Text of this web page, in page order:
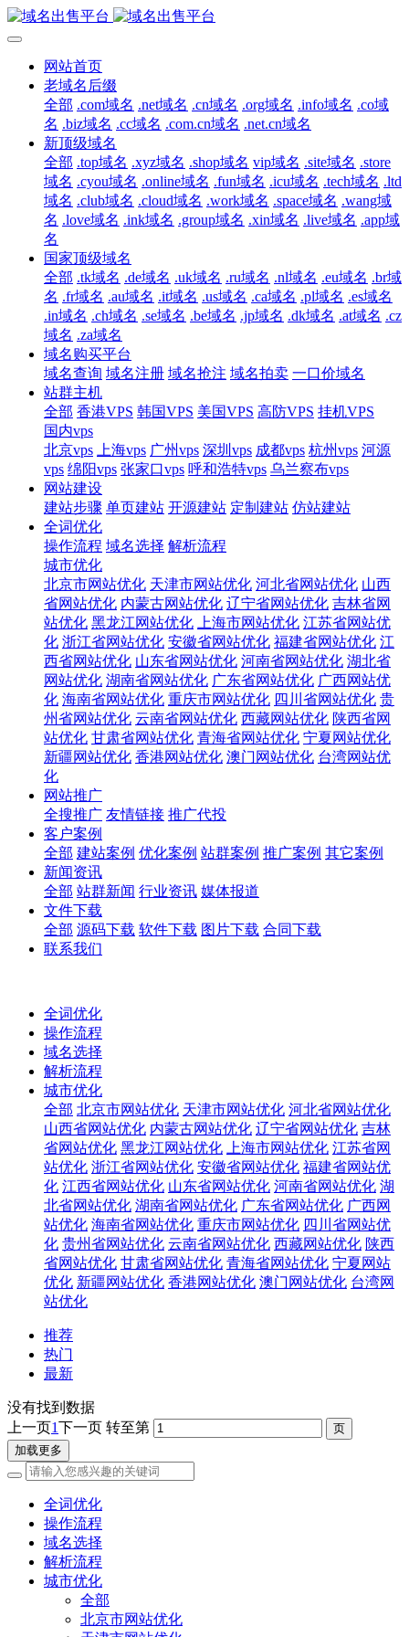
网站首页
老域名后缀
全部 .com域名 .net域名 .cn域名 .org域名 .info域名 .co域
名 .biz域名 .cc域名 .com.cn域名 .net.cn域名
新顶级域名
全部 .top域名 .xyz域名 .shop域名 vip域名 .site域名 .store
域名 .cyou域名 .online域名 .fun域名 .icu域名 .tech域名 .ltd
域名 .club域名 .cloud域名 .work域名 .space域名 .wang域
名 .love域名 .ink域名 .group域名 .xin域名 .live域名 .app域
名
国家顶级域名
全部 .tk域名 .de域名 .uk域名 .ru域名 .nl域名 .eu域名 .br域
名 .fr域名 .au域名 .it域名 .us域名 .ca域名 .pl域名 .es域名
.in域名 .ch域名 .se域名 .be域名 .jp域名 .dk域名 .at域名 .cz
域名 .za域名
域名购买平台
域名查询 域名注册 域名抢注 域名拍卖 一口价域名
站群主机
全部 香港VPS 韩国VPS 美国VPS 高防VPS 挂机VPS
国内vps
北京vps
上海vps 广州vps 深圳vps 成都vps 杭州vps 河源
vps 绵阳vps 张家口vps 呼和浩特vps 乌兰察布vps
网站建设
建站步骤 单页建站 开源建站 定制建站 仿站建站
全词优化
操作流程 域名选择 解析流程
城市优化
北京市网站优化 天津市网站优化 河北省网站优化 山西
省网站优化 内蒙古网站优化 辽宁省网站优化 吉林省网
站优化 黑龙江网站优化 上海市网站优化 江苏省网站优
化 浙江省网站优化 安徽省网站优化 福建省网站优化 江
西省网站优化 山东省网站优化 河南省网站优化 湖北省
网站优化 湖南省网站优化 广东省网站优化 广西网站优
化 海南省网站优化 重庆市网站优化 四川省网站优化 贵
州省网站优化 云南省网站优化 西藏网站优化 陕西省网
站优化 甘肃省网站优化 青海省网站优化 宁夏网站优化
新疆网站优化 香港网站优化 澳门网站优化 台湾网站优
化
网站推广
全搜推广 友情链接 推广代投
客户案例
全部 建站案例 优化案例 站群案例 推广案例 其它案例
新闻资讯
全部 站群新闻 行业资讯 媒体报道
文件下载
全部 源码下载 软件下载 图片下载 合同下载
联系我们
全词优化
操作流程
域名选择
解析流程
城市优化
全部 北京市网站优化 天津市网站优化 河北省网站优化
山西省网站优化 内蒙古网站优化 辽宁省网站优化 吉林
省网站优化 黑龙江网站优化 上海市网站优化 江苏省网
站优化 浙江省网站优化 安徽省网站优化 福建省网站优
化 江西省网站优化 山东省网站优化 河南省网站优化 湖
北省网站优化 湖南省网站优化 广东省网站优化 广西网
站优化 海南省网站优化 重庆市网站优化 四川省网站优
化 贵州省网站优化 云南省网站优化 西藏网站优化 陕西
省网站优化 甘肃省网站优化 青海省网站优化 宁夏网站
优化 新疆网站优化 香港网站优化 澳门网站优化 台湾网
站优化
推荐
热门
最新
没有找到数据
上一页1下一页 转至第
加载更多
全词优化
操作流程
域名选择
解析流程
城市优化
全部
北京市网站优化